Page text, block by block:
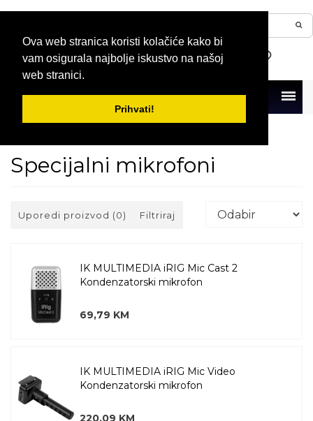
Ova web stranica koristi kolačiće kako bi
vam osigurala najbolje iskustvo na našoj
web stranici.
Prihvati!
Menu
Specijalni mikrofoni
Uporedi proizvod (0) Filtriraj
IK MULTIMEDIA iRIG Mic Cast 2
Kondenzatorski mikrofon
69,79 KM
IK MULTIMEDIA iRIG Mic Video
Kondenzatorski mikrofon
220,09 KM